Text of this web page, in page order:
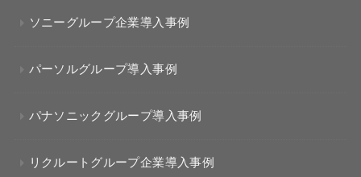
ソニーグループ企業導入事例
パーソルグループ導入事例
パナソニックグループ導入事例
リクルートグループ企業導入事例